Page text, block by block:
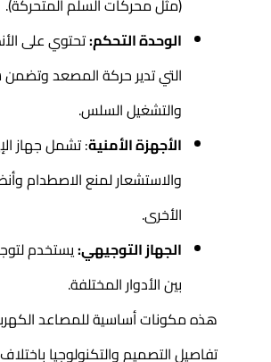
الوحدة التحكم:تحتوي على
التي تدير حركة المصعد وتضمن
والتشغيل السلس.
الأجهزة الأمنية: تشمل جهاز
والاستشعار لمنع الاصطدام
الأخرى.
الجهاز التوجيهي:يستخدم
بين الأدوار المختلفة.
هذه مكونات أساسية للمصاعد
تفاصيل التصميم والتكنولوجيا